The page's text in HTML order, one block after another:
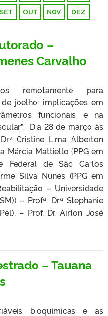
SET OUT NOV DEZ
–
Carvalho
remotamente para
joelho: implicações em
funcionais e na
Dia 28 de março às
Cristine Lima Alberton
Márcia Mattiello (PPG em
Federal de São Carlos
Silva Nunes (PPG em
– Universidade
– Profª. Drª Stephanie
– Prof. Dr. Airton José
– Tauana
bioquímicas e as